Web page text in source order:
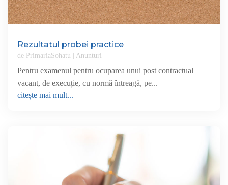
Rezultatul probei practice
de PrimariaSohatu Anunturi
Pentru examenul pentru ocuparea unui post contractual
vacant, de execuție, cu normă întreagă, pe...
citește mai mult...